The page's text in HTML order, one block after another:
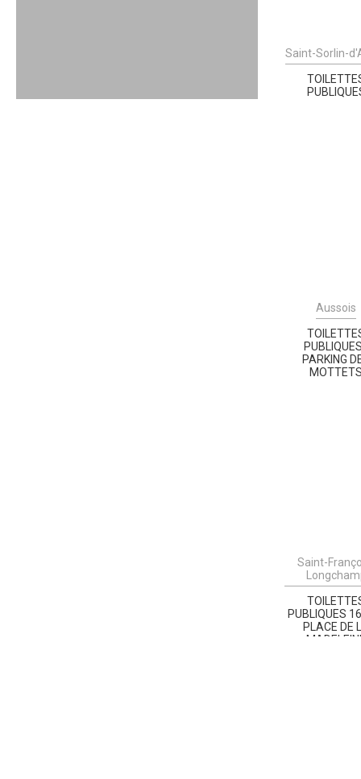
Saint-Sorlin-
Aussois
PARKING
Saint-
PUBLIQUES
PLACE DE